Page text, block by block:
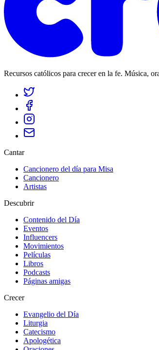
Recursos católicos para crecer en la fe. Música,
Cantar
Cancionero del día para Misa
Cancionero
Artistas
Descubrir
Contenido del Día
Eventos
Influencers
Movimientos
Películas
Libros
Podcasts
Páginas amigas
Crecer
Evangelio del Día
Liturgia
Catecismo
Apologética